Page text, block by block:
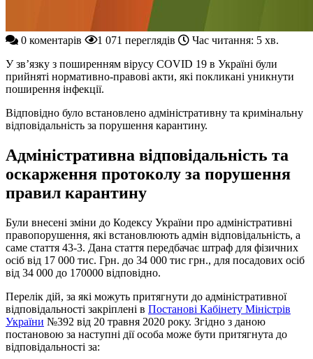
0 коментарів 1 071 переглядів
Час читання: 5 хв.
У зв’язку з поширенням вірусу COVID 19 в Україні були
прийняті нормативно-правові акти, які покликані уникнути
поширення інфекції.
Відповідно було встановлено адміністративну та кримінальну
відповідальність за порушення карантину.
Адміністративна відповідальність та
оскарження протоколу за порушення
правил карантину
Були внесені зміни до Кодексу України про адміністративні
правопорушення, які встановлюють адмін відповідальність, а
саме стаття 43-3. Дана стаття передбачає штраф для фізичних
осіб від 17 000 тис. Грн. до 34 000 тис грн., для посадових осіб
від 34 000 до 170000 відповідно.
Перелік дій, за які можуть притягнути до адміністративної
відповідальності закріплені в Постанові Кабінету Міністрів
України №392 від 20 травня 2020 року. Згідно з даною
постановою за наступні дії особа може бути притягнута до
відповідальності за: